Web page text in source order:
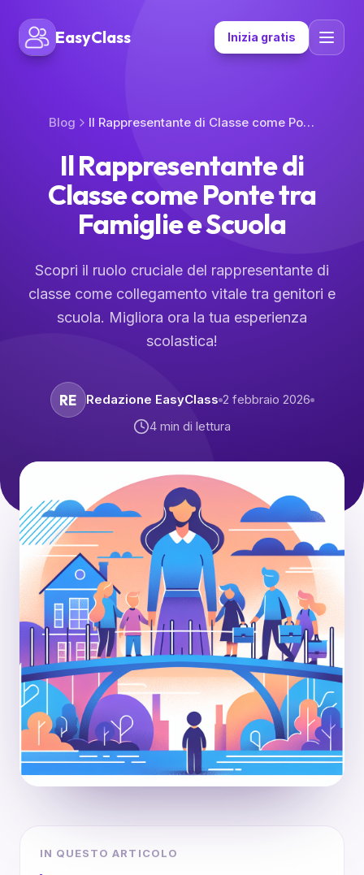
EasyClass Inizia gratis
Blog Il Rappresentante di Classe come Ponte tra Famiglie e Scuola
Il Rappresentante di
Classe come Ponte tra
Famiglie e Scuola
Scopri il ruolo cruciale del rappresentante di
classe come collegamento vitale tra genitori e
scuola. Migliora ora la tua esperienza
scolastica!
RE Redazione EasyClass 2 febbraio 2026
4 min di lettura
IN QUESTO ARTICOLO